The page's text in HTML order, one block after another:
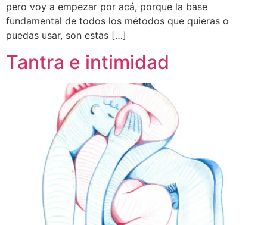
pero voy a empezar por acá, porque la base
fundamental de todos los métodos que quieras o
puedas usar, son estas […]
Tantra e intimidad